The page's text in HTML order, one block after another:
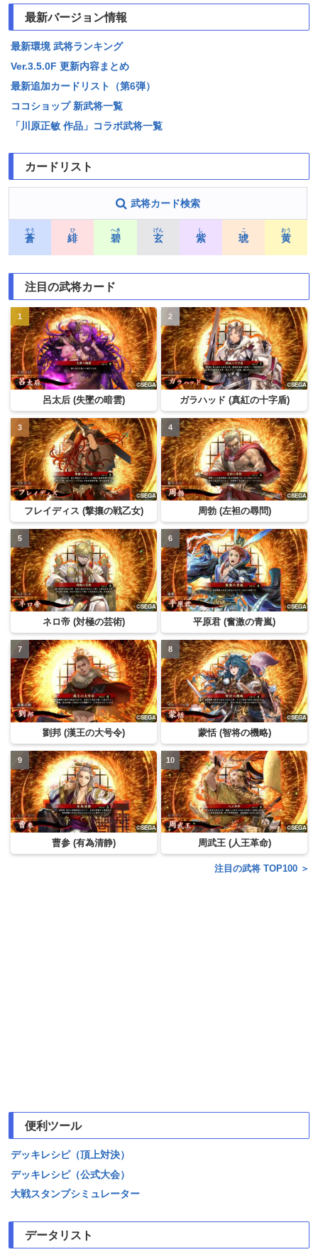
最新バージョン情報
最新環境 武将ランキング
Ver.3.5.0F 更新内容まとめ
最新追加カードリスト（第6弾）
ココショップ 新武将一覧
「川原正敏 作品」コラボ武将一覧
カードリスト
武将カード検索
蒼
そう
緋
ひ
碧
へき
玄
げん
紫
し
琥
こ
黄
おう
注目の武将カード
呂太后 (失墜の暗雲) ガラハッド (真紅の十字盾)
フレイディス (撃攘の戦乙女) 周勃 (左袒の尋問)
ネロ帝 (対極の芸術) 平原君 (奮激の青嵐)
劉邦 (漢王の大号令) 蒙恬 (智将の機略)
曹参 (有為清静) 周武王 (人王革命)
注目の武将 TOP100 ＞
便利ツール
デッキレシピ（頂上対決）
デッキレシピ（公式大会）
大戦スタンプシミュレーター
データリスト